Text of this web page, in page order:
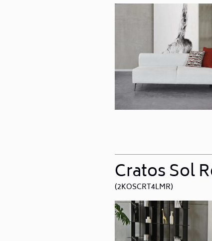
Cratos Sol
(2KOSCRT4LMR)